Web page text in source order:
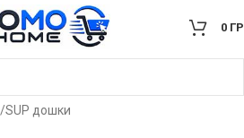
0
/SUP дошки